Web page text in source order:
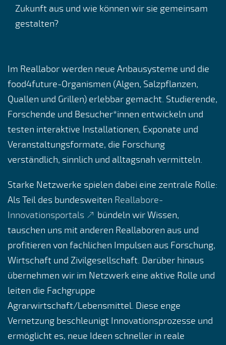
Zukunft aus und wie können wir sie gemeinsam
gestalten?
Im Reallabor werden neue Anbausysteme und die
food4future-Organismen (Algen, Salzpflanzen,
Quallen und Grillen) erlebbar gemacht. Studierende,
Forschende und Besucher*innen entwickeln und
testen interaktive Installationen, Exponate und
Veranstaltungsformate, die Forschung
verständlich, sinnlich und alltagsnah vermitteln.
Starke Netzwerke spielen dabei eine zentrale Rolle:
Als Teil des bundesweiten Reallabore-
Innovationsportals
bündeln wir Wissen,
tauschen uns mit anderen Reallaboren aus und
profitieren von fachlichen Impulsen aus Forschung,
Wirtschaft und Zivilgesellschaft. Darüber hinaus
übernehmen wir im Netzwerk eine aktive Rolle und
leiten die Fachgruppe
Agrarwirtschaft/Lebensmittel. Diese enge
Vernetzung beschleunigt Innovationsprozesse und
ermöglicht es, neue Ideen schneller in reale